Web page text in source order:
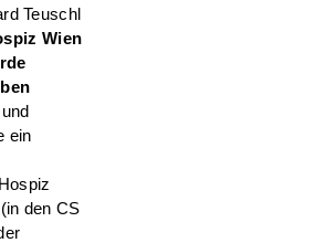
Teuschl
Wien
ein
den CS